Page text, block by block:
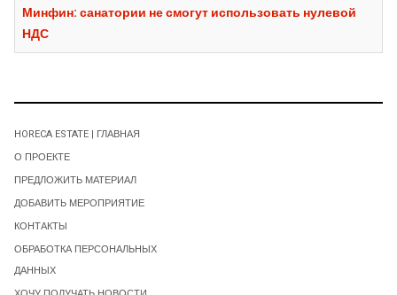
Минфин: санатории не смогут использовать нулевой
НДС
HORECA ESTATE | ГЛАВНАЯ
О ПРОЕКТЕ
ПРЕДЛОЖИТЬ МАТЕРИАЛ
ДОБАВИТЬ МЕРОПРИЯТИЕ
КОНТАКТЫ
ОБРАБОТКА ПЕРСОНАЛЬНЫХ
ДАННЫХ